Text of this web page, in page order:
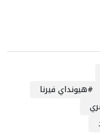
#هيونداي فيرنا